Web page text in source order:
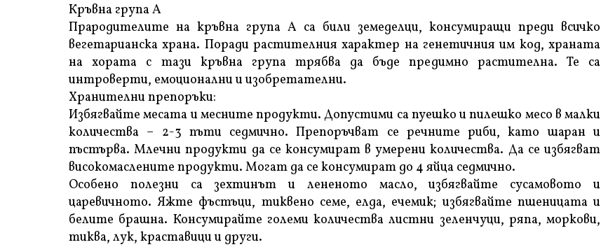
Кръвна група А
Прародителите на кръвна група А са били земеделци, консумиращи преди всичко
вегетарианска храна. Поради растителния характер на генетичния им код, храната
на хората с тази кръвна група трябва да бъде предимно растителна. Те са
интроверти, емоционални и изобретателни.
Хранителни препоръки:
Избягвайте месата и месните продукти. Допустими са пуешко и пилешко месо в малки
количества – 2-3 пъти седмично. Препоръчват се речните риби, като шаран и
пъстърва. Млечни продукти да се консумират в умерени количества. Да се избягват
високомаслените продукти. Могат да се консумират до 4 яйца седмично.
Особено полезни са зехтинът и лененото масло, избягвайте сусамовото и
царевичното. Яжте фъстъци, тиквено семе, елда, ечемик; избягвайте пшеницата и
белите брашна. Консумирайте големи количества листни зеленчуци, ряпа, моркови,
тиква, лук, краставици и други.